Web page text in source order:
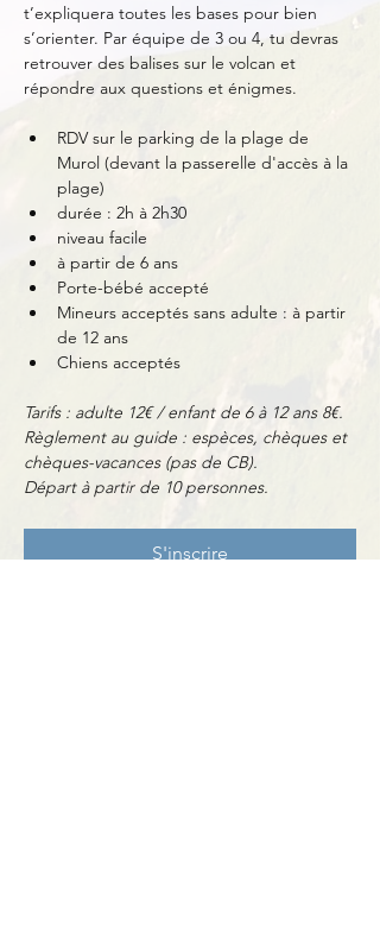
t’expliquera toutes les bases pour bien
s’orienter. Par équipe de 3 ou 4, tu devras
retrouver des balises sur le volcan et
répondre aux questions et énigmes.
RDV sur le parking de la plage de
Murol (devant la passerelle d'accès à la
plage)
durée : 2h à 2h30
niveau facile
à partir de 6 ans
Porte-bébé accepté
Mineurs acceptés sans adulte : à partir
de 12 ans
Chiens acceptés
Tarifs : adulte 12€ / enfant de 6 à 12 ans 8€.
Règlement au guide : espèces, chèques et
chèques-vacances (pas de CB).
Départ à partir de 10 personnes.
S'inscrire